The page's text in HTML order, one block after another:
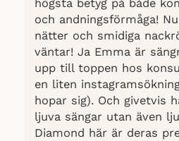
högsta betyg på både
och andningsförmåga!
nätter och smidiga
väntar!Ja Emma är
upp till toppen hos
en liten
hopar sig). Och givetvis
ljuva sängar utan även
Diamond här är deras